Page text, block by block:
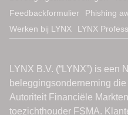
Feedbackformulier
Phishing
Werken bij LYNX
LYNX